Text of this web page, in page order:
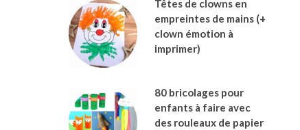
Têtes de clowns en
empreintes de mains (+
clown émotion à
imprimer)
80 bricolages pour
enfants à faire avec
des rouleaux de papier